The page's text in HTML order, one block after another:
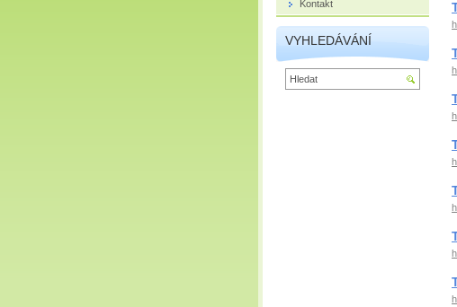
Kontakt
VYHLEDÁVÁNÍ